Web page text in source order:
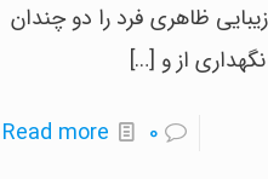
ظاهری فرد را دو چندان
از و […]
0
Read more